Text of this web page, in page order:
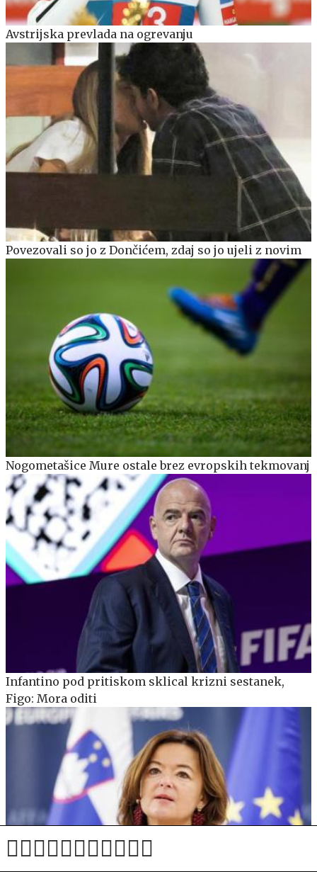
Avstrijska prevlada na ogrevanju
Povezovali so jo z Dončićem, zdaj so jo ujeli z novim
Nogometašice Mure ostale brez evropskih tekmovanj
Infantino pod pritiskom sklical krizni sestanek,
Figo: Mora oditi